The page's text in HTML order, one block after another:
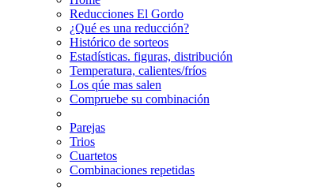
Reducciones El Gordo
¿Qué es una reducción?
Histórico de sorteos
Estadísticas. figuras, distribución
Temperatura, calientes/fríos
Los qúe mas salen
Compruebe su combinación
Parejas
Trios
Cuartetos
Combinaciones repetidas